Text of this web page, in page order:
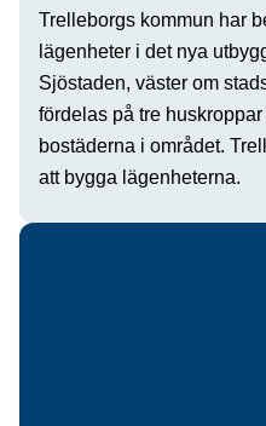
Trelleborgs kommun har
lägenheter i det nya
Sjöstaden, väster om
fördelas på tre
bostäderna i området.
att bygga lägenheterna.